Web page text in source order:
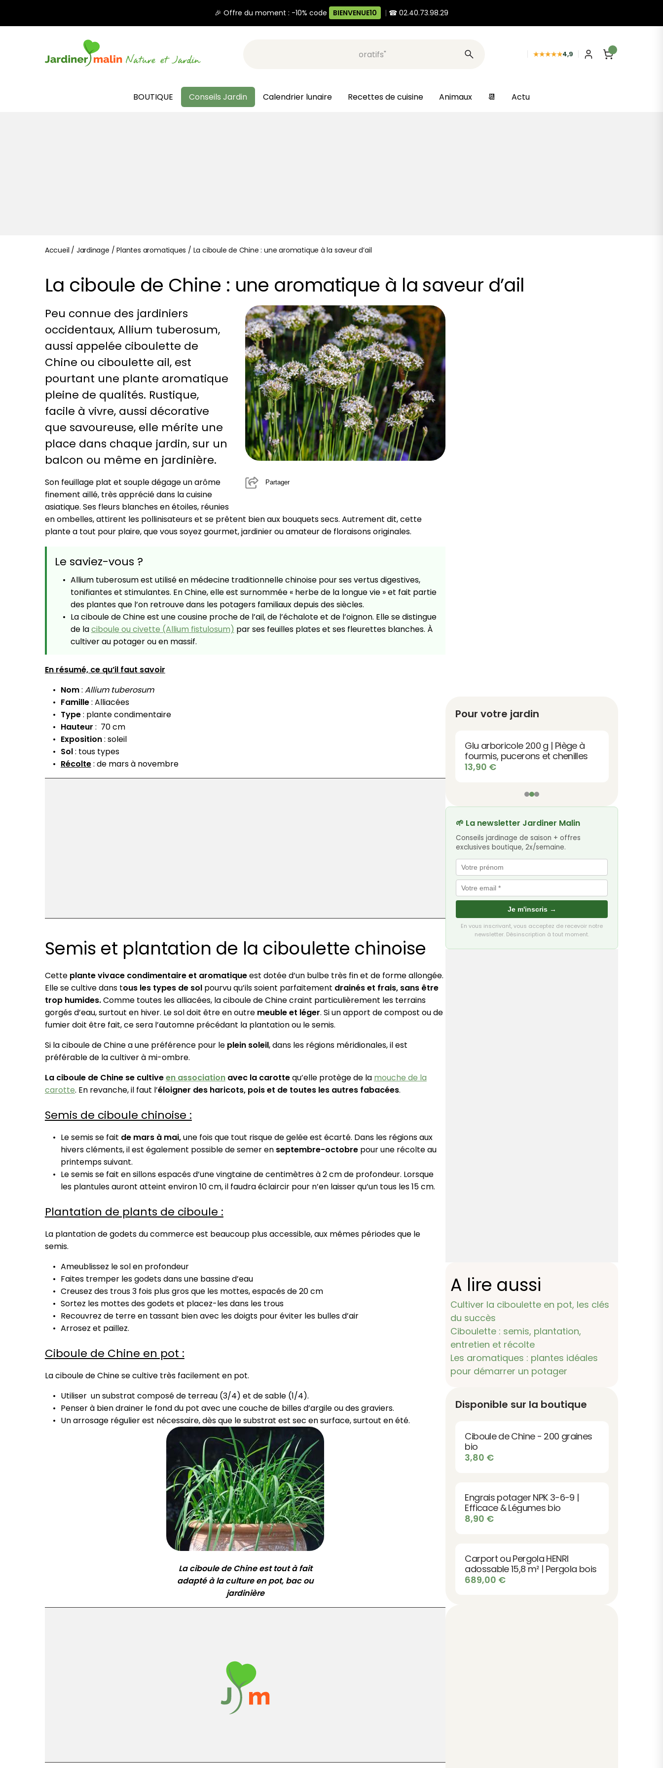
🎉 Offre du moment : -10% code BIENVENUE10 | ☎ 02.40.73.98.29
Recherche, ex: "pots décoratifs" ★★★★★4,9
BOUTIQUE Conseils Jardin Calendrier lunaire Recettes de cuisine Animaux 📆 Actu
Accueil / Jardinage /Plantes aromatiques / La ciboule de Chine : une aromatique à la saveur d’ail
La ciboule de Chine : une aromatique à la saveur d’ail
Partager
Peu connue des jardiniers
occidentaux, Allium tuberosum,
aussi appelée ciboulette de
Chine ou ciboulette ail, est
pourtant une plante aromatique
pleine de qualités. Rustique,
facile à vivre, aussi décorative
que savoureuse, elle mérite une
place dans chaque jardin, sur un
balcon ou même en jardinière.
Son feuillage plat et souple dégage un arôme
finement aillé, très apprécié dans la cuisine
asiatique. Ses fleurs blanches en étoiles, réunies
en ombelles, attirent les pollinisateurs et se prêtent bien aux bouquets secs. Autrement dit, cette
plante a tout pour plaire, que vous soyez gourmet, jardinier ou amateur de floraisons originales.
Le saviez-vous ?
Allium tuberosum est utilisé en médecine traditionnelle chinoise pour ses vertus digestives,
tonifiantes et stimulantes. En Chine, elle est surnommée « herbe de la longue vie » et fait partie
des plantes que l’on retrouve dans les potagers familiaux depuis des siècles.
La ciboule de Chine est une cousine proche de l’ail, de l’échalote et de l’oignon. Elle se distingue
de laciboule ou civette (Allium fistulosum) par ses feuilles plates et ses fleurettes blanches. À
cultiver au potager ou en massif.
En résumé, ce qu’il faut savoir
Nom: Allium tuberosum
Famille: Alliacées
Type: plante condimentaire
Hauteur : 70 cm
Exposition: soleil
Sol: tous types
Récolte: de mars à novembre
Semis et plantation de la ciboulette chinoise
Cette plante vivace condimentaire et aromatiqueest dotée d’un bulbe très fin et de forme allongée.
Elle se cultive dans tous les types de solpourvu qu’ils soient parfaitement drainés et frais, sans être
trop humides.Comme toutes les alliacées, la ciboule de Chine craint particulièrement les terrains
gorgés d’eau, surtout en hiver. Le sol doit être en outre meuble et léger. Si un apport de compost ou de
fumier doit être fait, ce sera l’automne précédant la plantation ou le semis.
Si la ciboule de Chine a une préférence pour le plein soleil, dans les régions méridionales, il est
préférable de la cultiver à mi-ombre.
La ciboule de Chine se cultiveen associationavec la carottequ’elle protège de la mouche de la
carotte. En revanche, il faut l’éloigner des haricots, pois et de toutes les autres fabacées.
Semis de ciboule chinoise :
Le semis se fait de mars à mai,une fois que tout risque de gelée est écarté. Dans les régions aux
hivers cléments, il est également possible de semer enseptembre-octobrepour une récolte au
printemps suivant.
Le semis se fait en sillons espacés d’une vingtaine de centimètres à 2 cm de profondeur. Lorsque
les plantules auront atteint environ 10 cm, il faudra éclaircir pour n’en laisser qu’un tous les 15 cm.
Plantation de plants de ciboule :
La plantation de godets du commerce est beaucoup plus accessible, aux mêmes périodes que le
semis.
Ameublissez le sol en profondeur
Faites tremper les godets dans une bassine d’eau
Creusez des trous 3 fois plus gros que les mottes, espacés de 20 cm
Sortez les mottes des godets et placez-les dans les trous
Recouvrez de terre en tassant bien avec les doigts pour éviter les bulles d’air
Arrosez et paillez.
Ciboule de Chine en pot :
La ciboule de Chine se cultive très facilement en pot.
Utiliser un substrat composé de terreau (3/4) et de sable (1/4).
Penser à bien drainer le fond du pot avec une couche de billes d’argile ou des graviers.
Un arrosage régulier est nécessaire, dès que le substrat est sec en surface, surtout en été.
La ciboule de Chine est tout à fait
adapté à la culture en pot, bac ou
jardinière
Pour votre jardin
Glu arboricole 200 g | Piège à
fourmis, pucerons et chenilles
13,90 €
🌱 La newsletter Jardiner Malin
Conseils jardinage de saison + offres
exclusives boutique, 2x/semaine.
Je m'inscris →
En vous inscrivant, vous acceptez de recevoir notre
newsletter. Désinscription à tout moment.
A lire aussi
Cultiver la ciboulette en pot, les clés
du succès
Ciboulette : semis, plantation,
entretien et récolte
Les aromatiques : plantes idéales
pour démarrer un potager
Disponible sur la boutique
Ciboule de Chine - 200 graines
bio
3,80 €
Engrais potager NPK 3-6-9 |
Efficace & Légumes bio
8,90 €
Carport ou Pergola HENRI
adossable 15,8 m² | Pergola bois
689,00 €